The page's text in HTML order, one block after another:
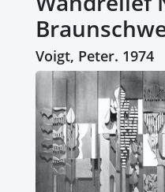
Voigt, Peter. 1974